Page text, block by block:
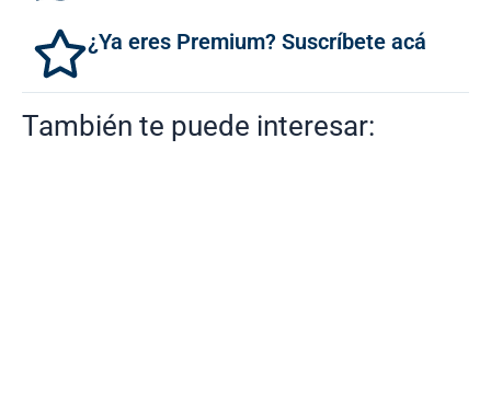
¿Ya eres Premium? Suscríbete acá
También te puede interesar: